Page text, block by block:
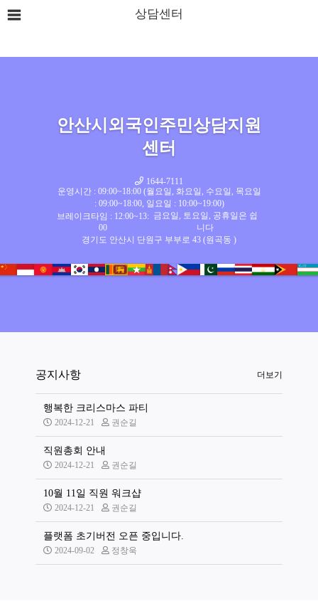
상담센터
안산시외국인주민상담지원
센터
1644-7111
운영시간 : 09:00~18:00 (월요일, 화요일, 수요일, 목요일
: 09:00~18:00, 일요일 : 10:00~19:00)
브레이크타임 : 12:00~13:
00
금요일, 토요일, 공휴일은 쉽
니다
경기도 안산시 단원구 부부로 43 (원곡동 )
공지사항 더보기
행복한 크리스마스 파티
2024-12-21 권순길
직원총회 안내
2024-12-21 권순길
10월 11일 직원 워크샵
2024-12-21 권순길
플랫폼 초기버전 오픈 중입니다.
2024-09-02 정창욱